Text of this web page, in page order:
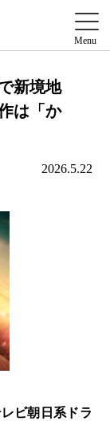
新境地
は「か
2026.5.22
ビ朝日系ドラ